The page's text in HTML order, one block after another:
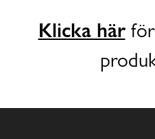
Klicka härför